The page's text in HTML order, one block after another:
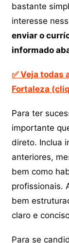
bastante
interesse
enviar o
informado
✅ Veja todas
Fortaleza
Para ter
importante
direto. Inclua
anteriores,
bem como
profissionais.
bem
claro e
Para se